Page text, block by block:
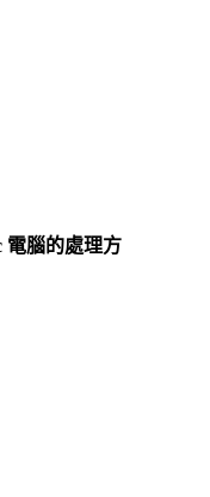
電腦的處理方